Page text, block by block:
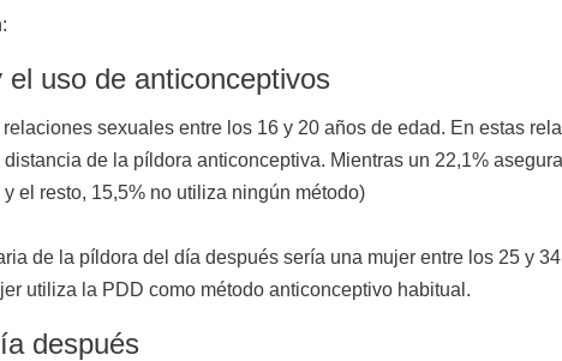
uso de anticonceptivos
sexuales entre los 16 y 20 años de edad. En estas
de la píldora anticonceptiva. Mientras un 22,1%
el resto, 15,5% no utiliza ningún método)
de la píldora del día después sería una mujer entre los 25 y
utiliza la PDD como método anticonceptivo habitual.
después